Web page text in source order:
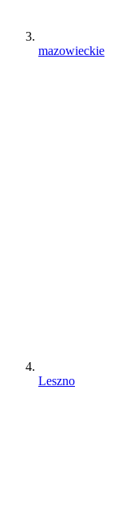
mazowieckie
Leszno